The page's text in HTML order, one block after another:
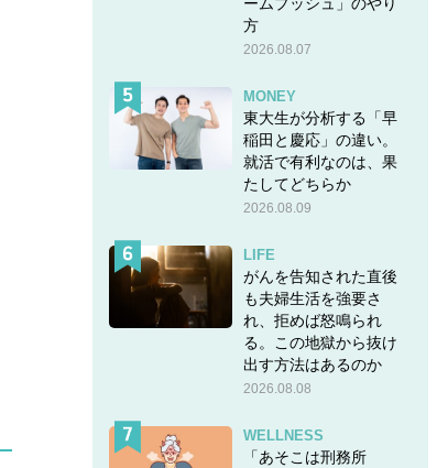
方
2026.08.07
MONEY
東大生が分析する「早
稲田と慶応」の違い。
就活で有利なのは、果
たしてどちらか
2026.08.09
LIFE
がんを告知された直後
も夫婦生活を強要さ
れ、拒めば怒鳴られ
る。この地獄から抜け
出す方法はあるのか
2026.08.08
WELLNESS
「あそこは刑務所